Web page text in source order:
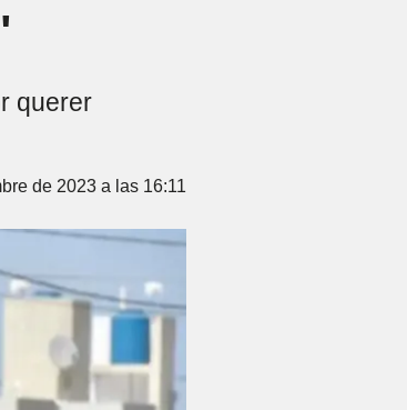
querer
de 2023 a las 16:11